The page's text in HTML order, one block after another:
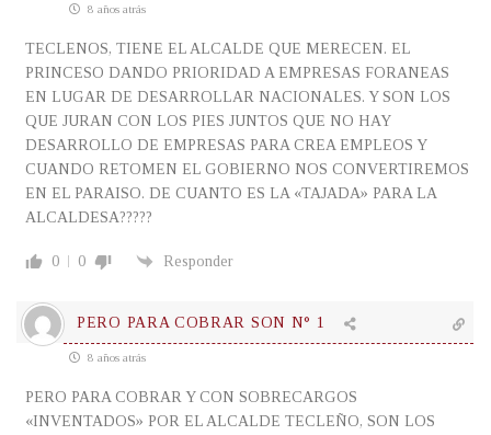
8 años atrás
TECLENOS, TIENE EL ALCALDE QUE MERECEN. EL
PRINCESO DANDO PRIORIDAD A EMPRESAS FORANEAS
EN LUGAR DE DESARROLLAR NACIONALES. Y SON LOS
QUE JURAN CON LOS PIES JUNTOS QUE NO HAY
DESARROLLO DE EMPRESAS PARA CREA EMPLEOS Y
CUANDO RETOMEN EL GOBIERNO NOS CONVERTIREMOS
EN EL PARAISO. DE CUANTO ES LA «TAJADA» PARA LA
ALCALDESA?????
0 0 Responder
PERO PARA COBRAR SON N° 1
8 años atrás
PERO PARA COBRAR Y CON SOBRECARGOS
«INVENTADOS» POR EL ALCALDE TECLEÑO, SON LOS